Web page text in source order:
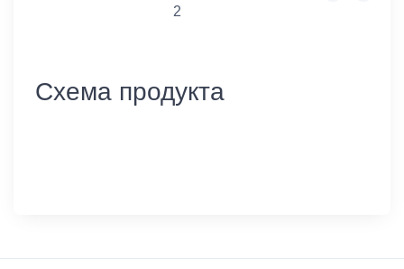
2
Схема продукта